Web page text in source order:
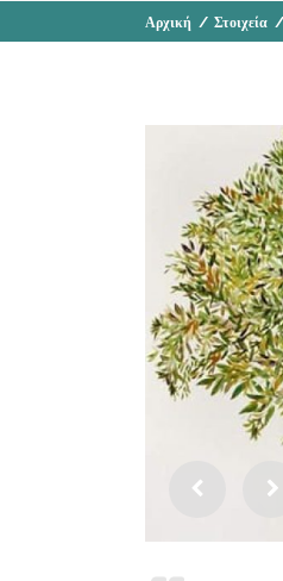
Αρχική / Στοιχεία /